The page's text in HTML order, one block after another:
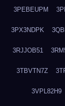
3PEBEUPM
3PX3NDPK
3RJJOB51
3TBVTN7Z
3VPL82H9